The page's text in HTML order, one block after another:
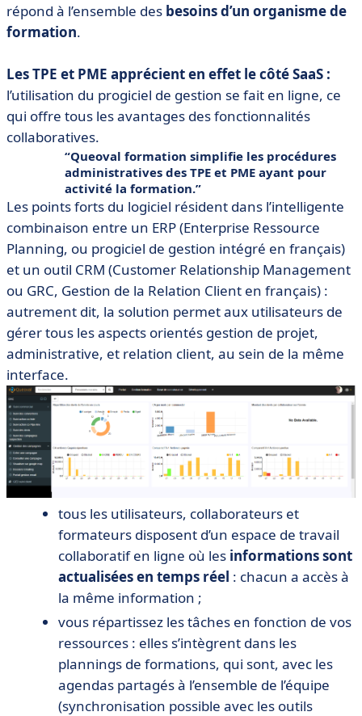
répond à l’ensemble des besoins d’un organisme de
formation.
Les TPE et PME apprécient en effet le côté SaaS :
l’utilisation du progiciel de gestion se fait en ligne, ce
qui offre tous les avantages des fonctionnalités
collaboratives.
Queoval formation simplifie les procédures
administratives des TPE et PME ayant pour
activité la formation.
Les points forts du logiciel résident dans l’intelligente
combinaison entre un ERP (Enterprise Ressource
Planning, ou progiciel de gestion intégré en français)
et un outil CRM (Customer Relationship Management
ou GRC, Gestion de la Relation Client en français) :
autrement dit, la solution permet aux utilisateurs de
gérer tous les aspects orientés gestion de projet,
administrative, et relation client, au sein de la même
interface.
tous les utilisateurs, collaborateurs et
formateurs disposent d’un espace de travail
collaboratif en ligne où les informations sont
actualisées en temps réel : chacun a accès à
la même information ;
vous répartissez les tâches en fonction de vos
ressources : elles s’intègrent dans les
plannings de formations, qui sont, avec les
agendas partagés à l’ensemble de l’équipe
(synchronisation possible avec les outils